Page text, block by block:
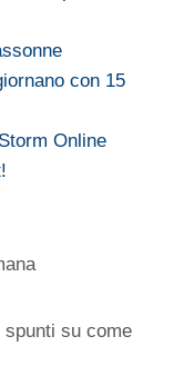
con 15
Online
su come